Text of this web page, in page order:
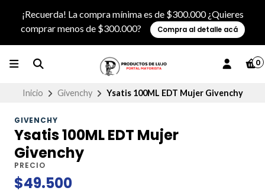
¡Recuerda! La compra mínima es de $300.000 ¿Quieres
comprar menos de $300.000?
Compra al detalle acá
0
Inicio Givenchy Ysatis 100ML EDT Mujer Givenchy
GIVENCHY
Ysatis 100ML EDT Mujer
Givenchy
PRECIO
$49.500